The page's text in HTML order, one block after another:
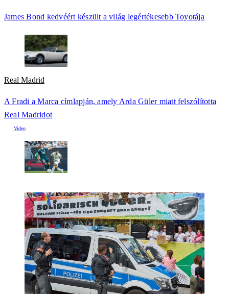
James Bond kedvéért készült a világ legértékesebb Toyotája
Real Madrid
A Fradi a Marca címlapján, amely Arda Güler miatt felszólította
Real Madridot